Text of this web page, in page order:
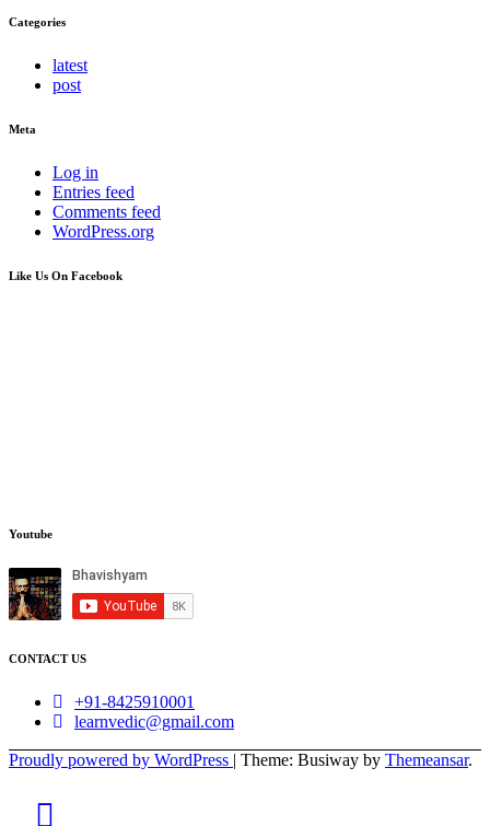
Categories
latest
post
Meta
Log in
Entries feed
Comments feed
WordPress.org
Like Us On Facebook
Youtube
CONTACT US
+91-8425910001
learnvedic@gmail.com
Proudly powered by WordPress | Theme: Busiway by Themeansar.